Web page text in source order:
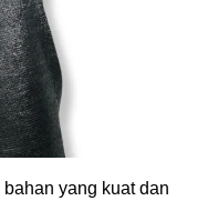
yang kuat dan